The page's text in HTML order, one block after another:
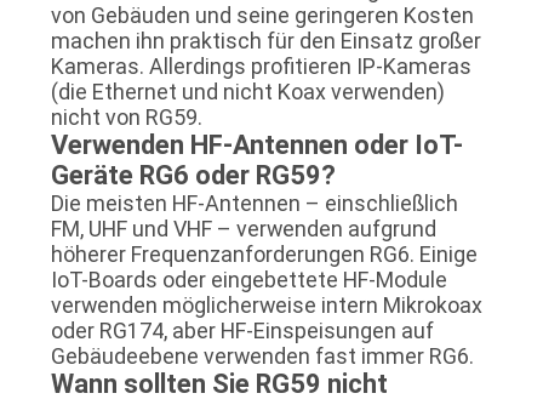
von Gebäuden und seine geringeren Kosten
machen ihn praktisch für den Einsatz großer
Kameras. Allerdings profitieren IP-Kameras
(die Ethernet und nicht Koax verwenden)
nicht von RG59.
Verwenden HF-Antennen oder IoT-
Geräte RG6 oder RG59?
Die meisten HF-Antennen – einschließlich
FM, UHF und VHF – verwenden aufgrund
höherer Frequenzanforderungen RG6. Einige
IoT-Boards oder eingebettete HF-Module
verwenden möglicherweise intern Mikrokoax
oder RG174, aber HF-Einspeisungen auf
Gebäudeebene verwenden fast immer RG6.
Wann sollten Sie RG59 nicht